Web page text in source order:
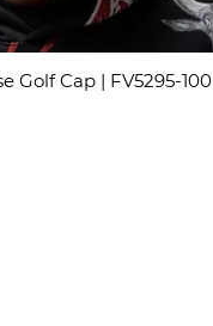
Golf Cap | FV5295-100